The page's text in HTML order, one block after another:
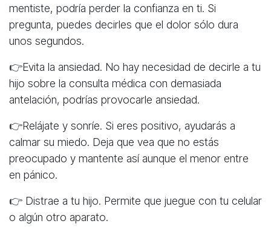
mentiste, podría perder la confianza en ti. Si
pregunta, puedes decirles que el dolor sólo dura
unos segundos.
👉Evita la ansiedad. No hay necesidad de decirle a tu
hijo sobre la consulta médica con demasiada
antelación, podrías provocarle ansiedad.
👉Relájate y sonríe. Si eres positivo, ayudarás a
calmar su miedo. Deja que vea que no estás
preocupado y mantente así aunque el menor entre
en pánico.
👉 Distrae a tu hijo. Permite que juegue con tu celular
o algún otro aparato.